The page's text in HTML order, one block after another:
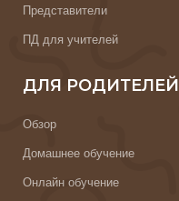
Представители
ПД для учителей
ДЛЯ РОДИТЕЛЕЙ
Обзор
Домашнее обучение
Онлайн обучение